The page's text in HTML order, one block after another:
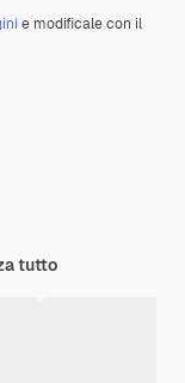
e modificale con il
tutto